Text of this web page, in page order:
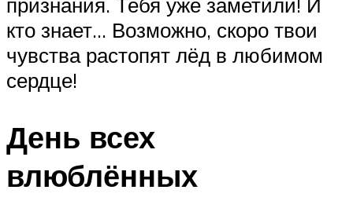
кто знает… Возможно, скоро твои
чувства растопят лёд в любимом
сердце!
День всех
влюблённых